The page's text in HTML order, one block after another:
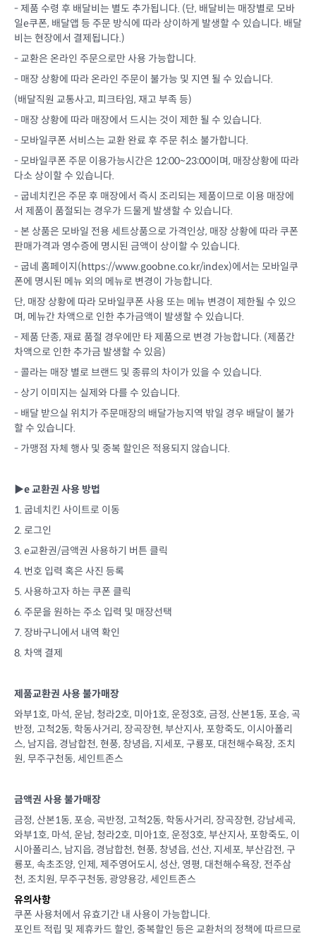
- 제품 수령 후 배달비는 별도 추가됩니다. (단, 배달비는 매장별로 모바
일e쿠폰, 배달앱 등 주문 방식에 따라 상이하게 발생할 수 있습니다. 배달
비는 현장에서 결제됩니다.)
- 교환은 온라인 주문으로만 사용 가능합니다.
- 매장 상황에 따라 온라인 주문이 불가능 및 지연 될 수 있습니다.
(배달직원 교통사고, 피크타임, 재고 부족 등)
- 매장 상황에 따라 매장에서 드시는 것이 제한 될 수 있습니다.
- 모바일쿠폰 서비스는 교환 완료 후 주문 취소 불가합니다.
- 모바일쿠폰 주문 이용가능시간은 12:00~23:00이며, 매장상황에 따라
다소 상이할 수 있습니다.
- 굽네치킨은 주문 후 매장에서 즉시 조리되는 제품이므로 이용 매장에
서 제품이 품절되는 경우가 드물게 발생할 수 있습니다.
- 본 상품은 모바일 전용 세트상품으로 가격인상, 매장 상황에 따라 쿠폰
판매가격과 영수증에 명시된 금액이 상이할 수 있습니다.
- 굽네 홈페이지(https://www.goobne.co.kr/index)에서는 모바일쿠
폰에 명시된 메뉴 외의 메뉴로 변경이 가능합니다.
단, 매장 상황에 따라 모바일쿠폰 사용 또는 메뉴 변경이 제한될 수 있으
며, 메뉴간 차액으로 인한 추가금액이 발생할 수 있습니다.
- 제품 단종, 재료 품절 경우에만 타 제품으로 변경 가능합니다. (제품간
차액으로 인한 추가금 발생할 수 있음)
- 콜라는 매장 별로 브랜드 및 종류의 차이가 있을 수 있습니다.
- 상기 이미지는 실제와 다를 수 있습니다.
- 배달 받으실 위치가 주문매장의 배달가능지역 밖일 경우 배달이 불가
할 수 있습니다.
- 가맹점 자체 행사 및 중복 할인은 적용되지 않습니다.
▶e 교환권 사용 방법
1. 굽네치킨 사이트로 이동
2. 로그인
3. e교환권/금액권 사용하기 버튼 클릭
4. 번호 입력 혹은 사진 등록
5. 사용하고자 하는 쿠폰 클릭
6. 주문을 원하는 주소 입력 및 매장선택
7. 장바구니에서 내역 확인
8. 차액 결제
제품교환권 사용 불가매장
와부1호, 마석, 운남, 청라2호, 미아1호, 운정3호, 금정, 산본1동, 포승, 곡
반정, 고척2동, 학동사거리, 장곡장현, 부산지사, 포항죽도, 이시아폴리
스, 남지읍, 경남합천, 현풍, 창녕읍, 지세포, 구룡포, 대천해수욕장, 조치
원, 무주구천동, 세인트존스
금액권 사용 불가매장
금정, 산본1동, 포승, 곡반정, 고척2동, 학동사거리, 장곡장현, 강남세곡,
와부1호, 마석, 운남, 청라2호, 미아1호, 운정3호, 부산지사, 포항죽도, 이
시아폴리스, 남지읍, 경남합천, 현풍, 창녕읍, 선산, 지세포, 부산감전, 구
룡포, 속초조양, 인제, 제주영어도시, 성산, 영평, 대천해수욕장, 전주삼
천, 조치원, 무주구천동, 광양용강, 세인트존스
유의사항
쿠폰 사용처에서 유효기간 내 사용이 가능합니다.
포인트 적립 및 제휴카드 할인, 중복할인 등은 교환처의 정책에 따르므로